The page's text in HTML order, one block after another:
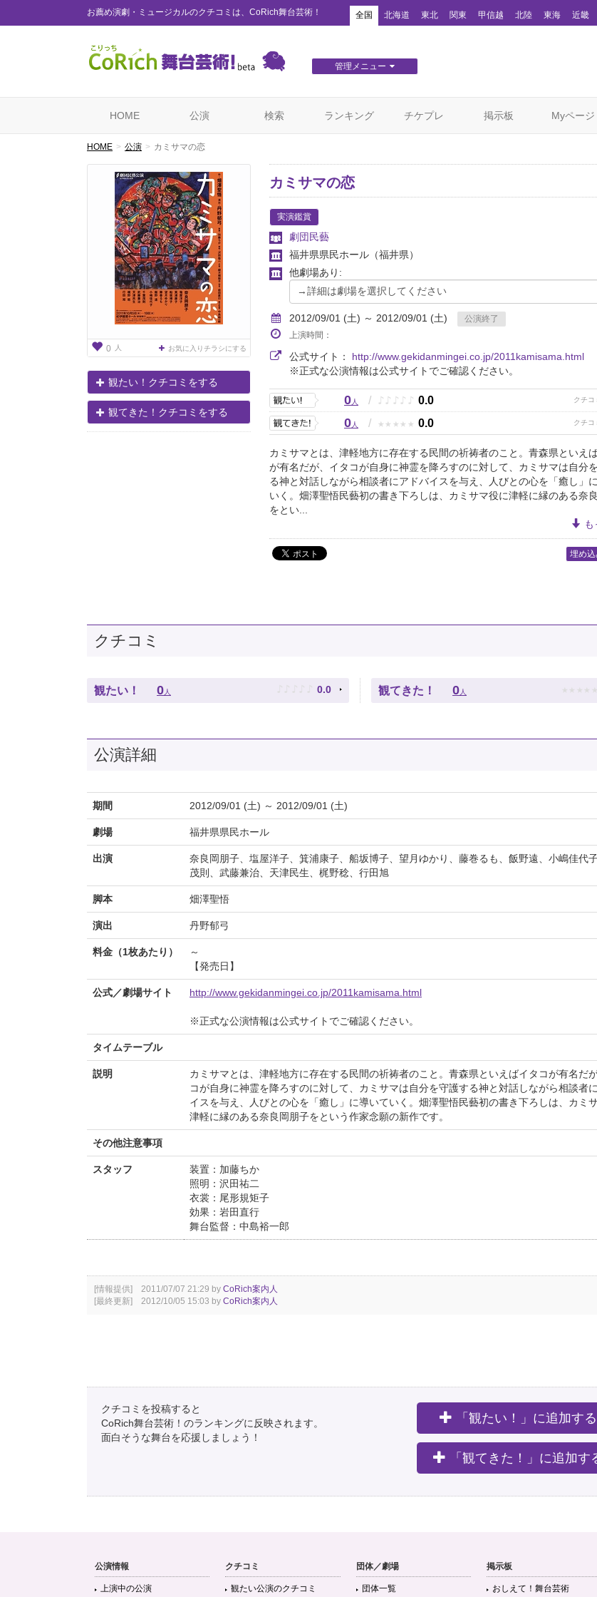
お薦め演劇・ミュージカルのクチコミは、CoRich舞台芸術！ 全国 北海道 東北 関東 甲信越 北陸 東海 近畿
管理メニュー
HOME 公演 検索 ランキング チケプレ 掲示板 Myページ
HOME 公演 カミサマの恋
0 人 お気に入りチラシにする
観たい！クチコミをする
観てきた！クチコミをする
カミサマの恋
実演鑑賞
劇団民藝
福井県県民ホール （福井県）
他劇場あり:
2012/09/01 (土) ～ 2012/09/01 (土)
公演終了
上演時間：
公式サイト： http://www.gekidanmingei.co.jp/2011kamisama.html
※正式な公演情報は公式サイトでご確認ください。
0人 / ♪ ♪ ♪ ♪ ♪ 0.0
0人 / ★ ★ ★ ★ ★ 0.0
カミサマとは、津軽地方に存在する民間の祈祷者のこと。青森県といえ
が有名だが、イタコが自身に神霊を降ろすのに対して、カミサマは自分
る神と対話しながら相談者にアドバイスを与え、人びとの心を「癒し」
いく。畑澤聖悟民藝初の書き下ろしは、カミサマ役に津軽に縁のある奈
をとい...
埋め
クチコミ
観たい！ 0 人 ♪ ♪ ♪ ♪ ♪ 0.0 観てきた！ 0 人 ★ ★ ★ ★ ★
公演詳細
期間 2012/09/01 (土) ～ 2012/09/01 (土)
劇場 福井県県民ホール
出演
奈良岡朋子、塩屋洋子、箕浦康子、船坂博子、望月ゆかり、藤巻るも、飯野遠、小嶋佳代
茂則、武藤兼治、天津民生、梶野稔、行田旭
脚本 畑澤聖悟
演出 丹野郁弓
料金（1枚あたり）
～
【発売日】
公式／劇場サイト http://www.gekidanmingei.co.jp/2011kamisama.html
※正式な公演情報は公式サイトでご確認ください。
タイムテーブル
説明
カミサマとは、津軽地方に存在する民間の祈祷者のこと。青森県といえばイタコが有名だ
コが自身に神霊を降ろすのに対して、カミサマは自分を守護する神と対話しながら相談者
イスを与え、人びとの心を「癒し」に導いていく。畑澤聖悟民藝初の書き下ろしは、カミ
津軽に縁のある奈良岡朋子をという作家念願の新作です。
その他注意事項
スタッフ
装置：加藤ちか
照明：沢田祐二
衣裳：尾形規矩子
効果：岩田直行
舞台監督：中島裕一郎
[情報提供] 2011/07/07 21:29 by CoRich案内人
[最終更新] 2012/10/05 15:03 by CoRich案内人
クチコミを投稿すると
CoRich舞台芸術！のランキングに反映されます。
面白そうな舞台を応援しましょう！
「観たい！」に追加する
「観てきた！」に追加す
公演情報
上演中の公演
クチコミ
観たい公演のクチコミ
団体／劇場
団体一覧
掲示板
おしえて！舞台芸術